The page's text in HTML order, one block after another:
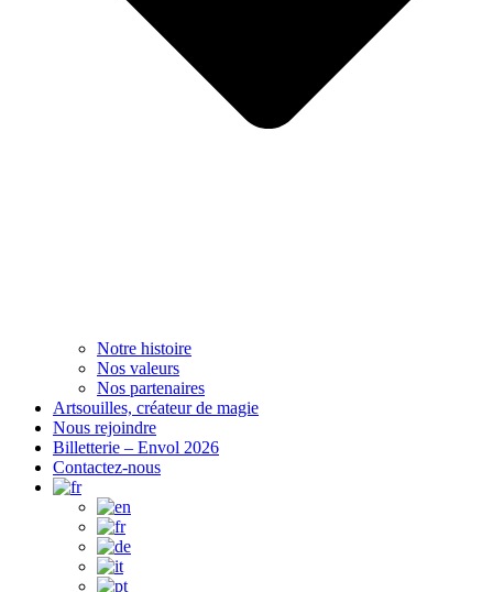
Notre histoire
Nos valeurs
Nos partenaires
Artsouilles, créateur de magie
Nous rejoindre
Billetterie – Envol 2026
Contactez-nous